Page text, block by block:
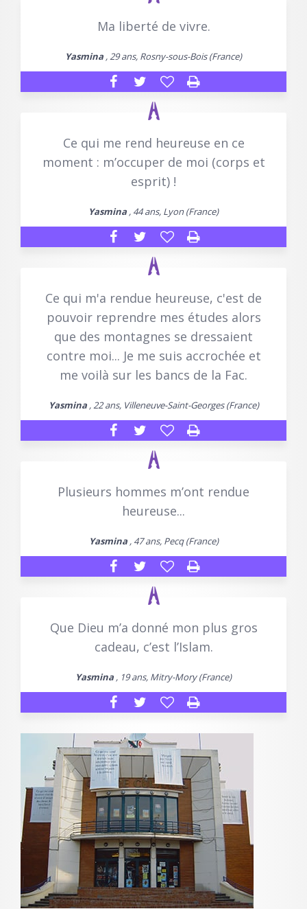
Ma liberté de vivre.
Yasmina , 29 ans, Rosny-sous-Bois (France)
Ce qui me rend heureuse en ce
moment : m’occuper de moi (corps et
esprit) !
Yasmina , 44 ans, Lyon (France)
Ce qui m'a rendue heureuse, c'est de
pouvoir reprendre mes études alors
que des montagnes se dressaient
contre moi... Je me suis accrochée et
me voilà sur les bancs de la Fac.
Yasmina, 22 ans, Villeneuve-Saint-Georges (France)
Plusieurs hommes m’ont rendue
heureuse...
Yasmina, 47 ans, Pecq (France)
Que Dieu m’a donné mon plus gros
cadeau, c’est l’Islam.
Yasmina , 19 ans, Mitry-Mory (France)